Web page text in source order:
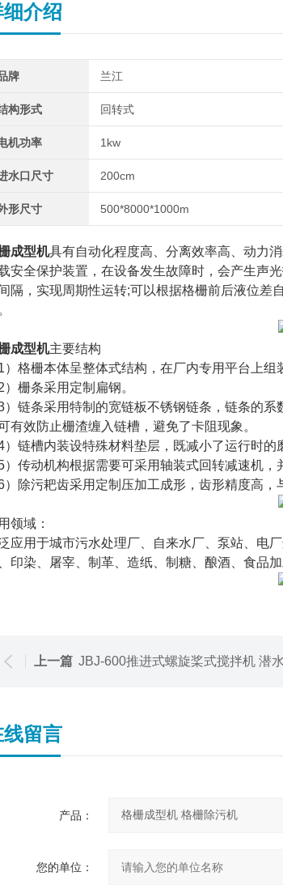
介绍
牌 兰江
构形式 回转式
机功率 1kw
水口尺寸 200cm
形尺寸 500*8000*1000m
成型机具有自动化程度高、分离效率高、动力
安全保护装置，在设备发生故障时，会产生声
隔，实现周期性运转;可以根据格栅前后液位差
成型机主要结构
）格栅本体呈整体式结构，在厂内专用平台上组
）栅条采用定制扁钢。
）链条采用特制的宽链板不锈钢链条，链条的
有效防止栅渣缠入链槽，避免了卡阻现象。
）链槽内装设特殊材料垫层，既减小了运行时的
）传动机构根据需要可采用轴装式回转减速机，
）除污耙齿采用定制压加工成形，齿形精度高，
领域：
应用于城市污水处理厂、自来水厂、泵站、电
印染、屠宰、制革、造纸、制糖、酿酒、食品加
上一篇 JBJ-600推进式螺旋桨式搅拌机 潜
线留言
产品：
您的单位：